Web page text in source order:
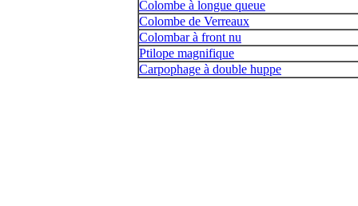
Colombe à longue queue
Colombe de Verreaux
Colombar à front nu
Ptilope magnifique
Carpophage à double huppe